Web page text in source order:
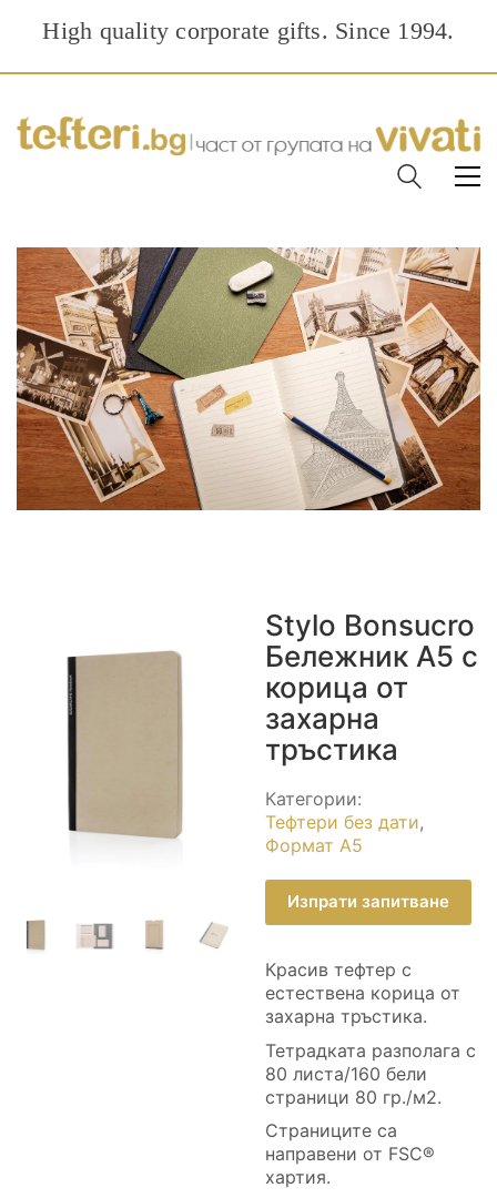
High quality corporate gifts. Since 1994.
Stylo Bonsucro
Бележник A5 с
корица от
захарна
тръстика
Категории:
Тефтери без дати,
Формат А5
Изпрати запитване
Красив тефтер с
естествена корица от
захарна тръстика.
Тетрадката разполага с
80 листа/160 бели
страници 80 гр./м2.
Страниците са
направени от FSC®
хартия.